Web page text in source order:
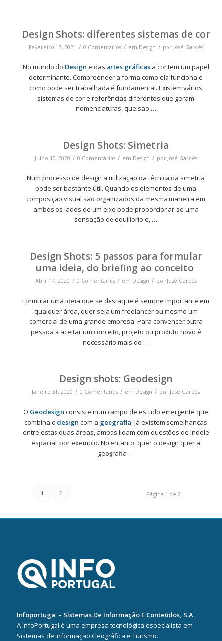
Design Shots: diferentes sistemas de cor
Fevereiro 12, 2021 / 0 Comentários / em Design / por José Garcês
No mundo do Design e das artes gráficasa cor tem um papel
determinante. Compreender a forma como ela funciona e
como pode ser trabalhada é fundamental. Existem vários
sistemas de cor e referências diferentes que geram
nomenclaturas, que são …
Design Shots: Simetria
Julho 10, 2020 / 0 Comentários / em Design / por José Garcês
Num processo de design a utilização da técnica da simetria
pode ser bastante útil. Quando os elementos de uma
composição visual são organizados da mesma maneira em
ambos os lados de um eixo pode proporcionar-se uma
sensação de equilíbrio e, …
Design Shots: 5 passos para formular
uma ideia, do briefing ao conceito
Abril 17, 2020 / 0 Comentários / em Design / por José Garcês
Formular uma ideia que se destaque é sempre importante em
qualquer área, quer seja um freelancer ou mesmo um
comercial de uma grande empresa. Para convencer outra
pessoa a aceitar um conceito, projeto ou produto novo é
necessário mais do …
Design shots: Geodesign
Janeiro 31, 2020 / 0 Comentários / em Design / por José Garcês
O Geodesign consiste num campo de estudo emergente que
combina o design com a geografia. Já existem semelhanças
entre estas duas áreas, ambas lidam com questões de índole
espacial, por exemplo. No entanto, quer o design quer a
geografia …
Página 1 de 2
1 2
Infoportugal – Sistemas De Informação E Conteúdos, S.A.
A InfoPortugal é uma empresa tecnológica especialista em
Sistemas de Informação Geográfica e Turismo.